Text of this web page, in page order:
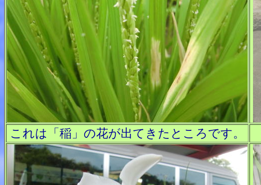
これは「稲」の花が出てきたところです。